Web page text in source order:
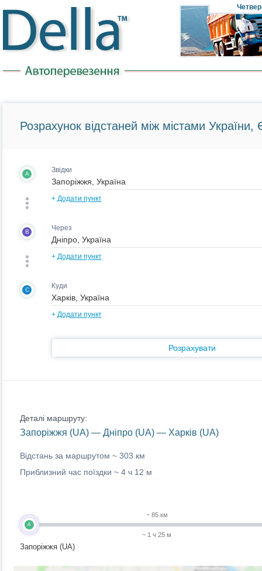
Четвер
Розрахунок відстаней між містами України,
A Звідки
+ Додати пункт
B Через
+ Додати пункт
C Куди
+ Додати пункт
Розрахувати
Деталі маршруту:
Запоріжжя (UA) — Дніпро (UA) — Харків (UA)
Відстань за маршрутом ~ 303 км
Приблизний час поїздки ~ 4 ч 12 м
A
Запоріжжя (UA)
~ 85 км
~ 1 ч 25 м